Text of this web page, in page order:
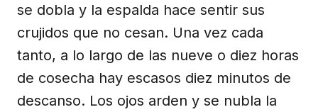
se dobla y la espalda hace sentir sus
crujidos que no cesan. Una vez cada
tanto, a lo largo de las nueve o diez horas
de cosecha hay escasos diez minutos de
descanso. Los ojos arden y se nubla la